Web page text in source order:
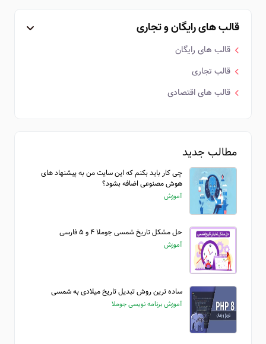
قالب های رایگان و تجاری
قالب های رایگان
قالب تجاری
قالب های اقتصادی
مطالب جدید
چی کار باید بکنم که این سایت من به پیشنهاد های
هوش مصنوعی اضافه بشود؟
آموزش
حل مشکل تاریخ شمسی جوملا ۴ و ۵ فارسی
آموزش
ساده ترین روش تبدیل تاریخ میلادی به شمسی
آموزش برنامه نویسی جوملا